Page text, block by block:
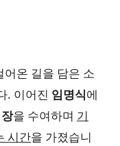
온 길을 담은 소
. 이어진 임명식에
을 수여하며 기
시간을 가졌습니